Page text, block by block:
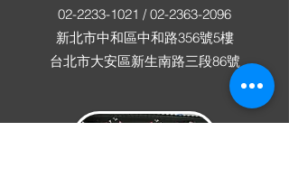
02-2233-1021 /02-2363-2096
新北市中和區中和路356號5樓
​台北市大安區新生南路三段86號